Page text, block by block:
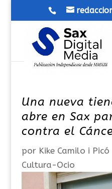
Una nueva
abre en Sax
contra el
por Kike Camilo i Picó
Cultura-Ocio